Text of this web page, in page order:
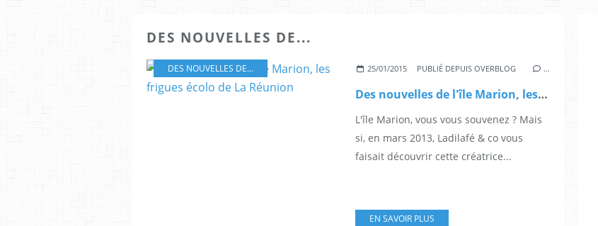
DES NOUVELLES DE...
DES NOUVELLES DE... 25/01/2015 PUBLIÉ DEPUIS OVERBLOG …
Des nouvelles de l'île Marion, les frigues écolo de La Réunion
L'île Marion, vous vous souvenez ? Mais
si, en mars 2013, Ladilafé & co vous
faisait découvrir cette créatrice...
EN SAVOIR PLUS